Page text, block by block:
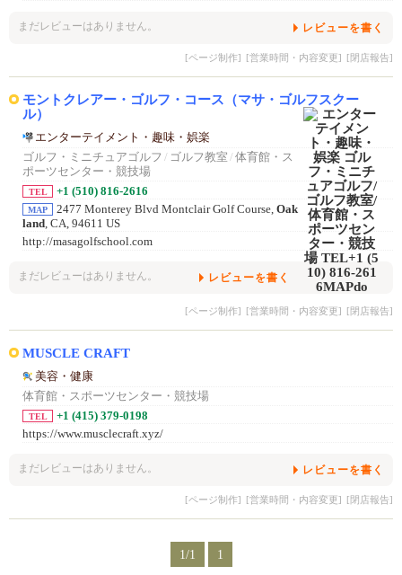
まだレビューはありません。 レビューを書く
[ページ制作] [営業時間・内容変更] [閉店報告]
モントクレアー・ゴルフ・コース（マサ・ゴルフスクー
ル）
エンターテイメント・趣味・娯楽
ゴルフ・ミニチュアゴルフ / ゴルフ教室 / 体育館・ス
ポーツセンター・競技場
TEL +1 (510) 816-2616
MAP 2477 Monterey Blvd Montclair Golf Course, Oak
land, CA, 94611 US
http://masagolfschool.com
まだレビューはありません。 レビューを書く
[ページ制作] [営業時間・内容変更] [閉店報告]
MUSCLE CRAFT
美容・健康
体育館・スポーツセンター・競技場
TEL
+1 (415) 379-0198
https://www.musclecraft.xyz/
まだレビューはありません。 レビューを書く
[ページ制作] [営業時間・内容変更] [閉店報告]
1/1 1